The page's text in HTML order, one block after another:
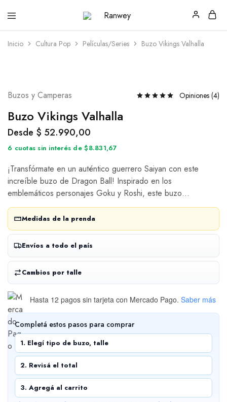
Ranwey
|
Tu
Estilo,
Estilo,
Tu
Diseño
Inicio Cultura Pop Películas/Series Buzo Vikings Valhalla
Buzos y Camperas Opiniones (4)
Buzo Vikings Valhalla
Desde $ 52.990,00
6 cuotas sin interés de $8.831,67
¡Transfórmate en un auténtico guerrero Saiyan con este
increíble buzo de Dragon Ball! Inspirado en los
emblemáticos personajes Goku y Roshi, este buzo…
Medidas de la prenda
Envíos a todo el país
Cambios por talle
Hasta 12 pagos sin tarjeta con Mercado Pago. Saber más
Completá estos pasos para comprar
1. Elegí tipo de buzo, talle
2. Revisá el total
3. Agregá al carrito